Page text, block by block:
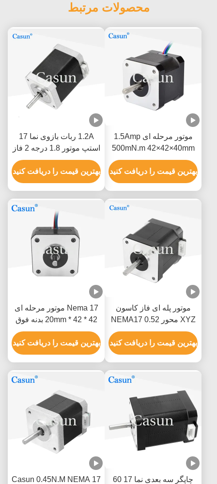
محصولات مرتبط
موتور مرحله ای 1.5Amp
500mN.m 42×42×40mm
NEMA 17 با ISO CE
بهترین قیمت را دریافت کنید
1.2A ربات بازوی نما 17
استپ موتور 1.8 درجه 2 فاز
با دقت بالا
بهترین قیمت را دریافت کنید
موتور پله ای فاز کاسون
XYZ محور NEMA17 0.52
نیوتن متر
بهترین قیمت را دریافت کنید
Nema 17 موتور مرحله ای
42 * 42 * 20mm بدنه فوق
نازک 1.0A 130mN.m برای
تجهیزات پزشکی
بهترین قیمت را دریافت کنید
چاپگر سه بعدی نما 17 60
Casun 0.45N.M NEMA 17